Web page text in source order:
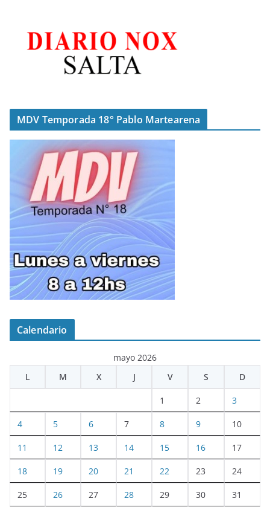
MDV Temporada 18° Pablo Martearena
Calendario
mayo 2026
L
M X J V S D
1 2 3
4 5 6 7 8 9 10
11 12 13 14 15 16 17
18 19 20 21 22 23 24
25 26 27 28 29 30 31